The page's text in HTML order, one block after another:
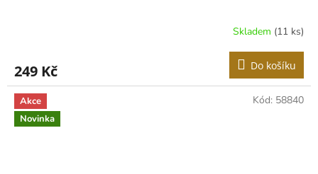
Skladem (11 ks)
249 Kč Do košíku
Akce
Novinka
Kód: 58840